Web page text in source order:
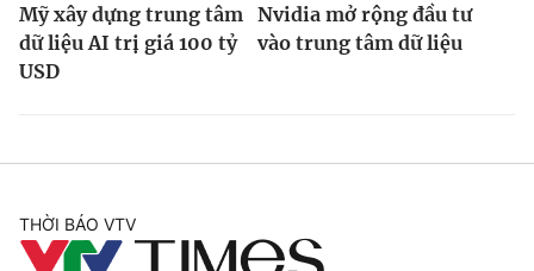
Mỹ xây dựng trung tâm
dữ liệu AI trị giá 100 tỷ
USD
Nvidia mở rộng đầu tư
vào trung tâm dữ liệu
THỜI BÁO VTV